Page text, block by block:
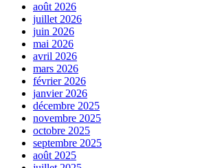
août 2026
juillet 2026
juin 2026
mai 2026
avril 2026
mars 2026
février 2026
janvier 2026
décembre 2025
novembre 2025
octobre 2025
septembre 2025
août 2025